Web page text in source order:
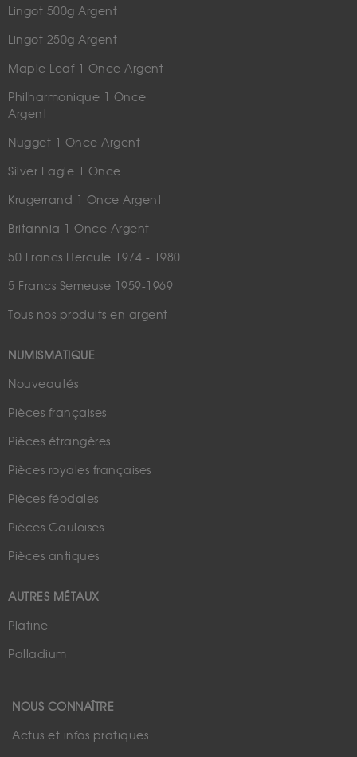
Lingot 500g Argent
Lingot 250g Argent
Maple Leaf 1 Once Argent
Philharmonique 1 Once
Argent
Nugget 1 Once Argent
Silver Eagle 1 Once
Krugerrand 1 Once Argent
Britannia 1 Once Argent
50 Francs Hercule 1974 - 1980
5 Francs Semeuse 1959-1969
Tous nos produits en argent
NUMISMATIQUE
Nouveautés
Pièces françaises
Pièces étrangères
Pièces royales françaises
Pièces féodales
Pièces Gauloises
Pièces antiques
AUTRES MÉTAUX
Platine
Palladium
NOUS CONNAÎTRE
Actus et infos pratiques